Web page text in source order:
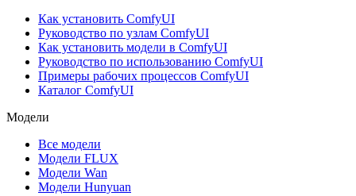
Как установить ComfyUI
Руководство по узлам ComfyUI
Как установить модели в ComfyUI
Руководство по использованию ComfyUI
Примеры рабочих процессов ComfyUI
Каталог ComfyUI
Модели
Все модели
Модели FLUX
Модели Wan
Модели Hunyuan